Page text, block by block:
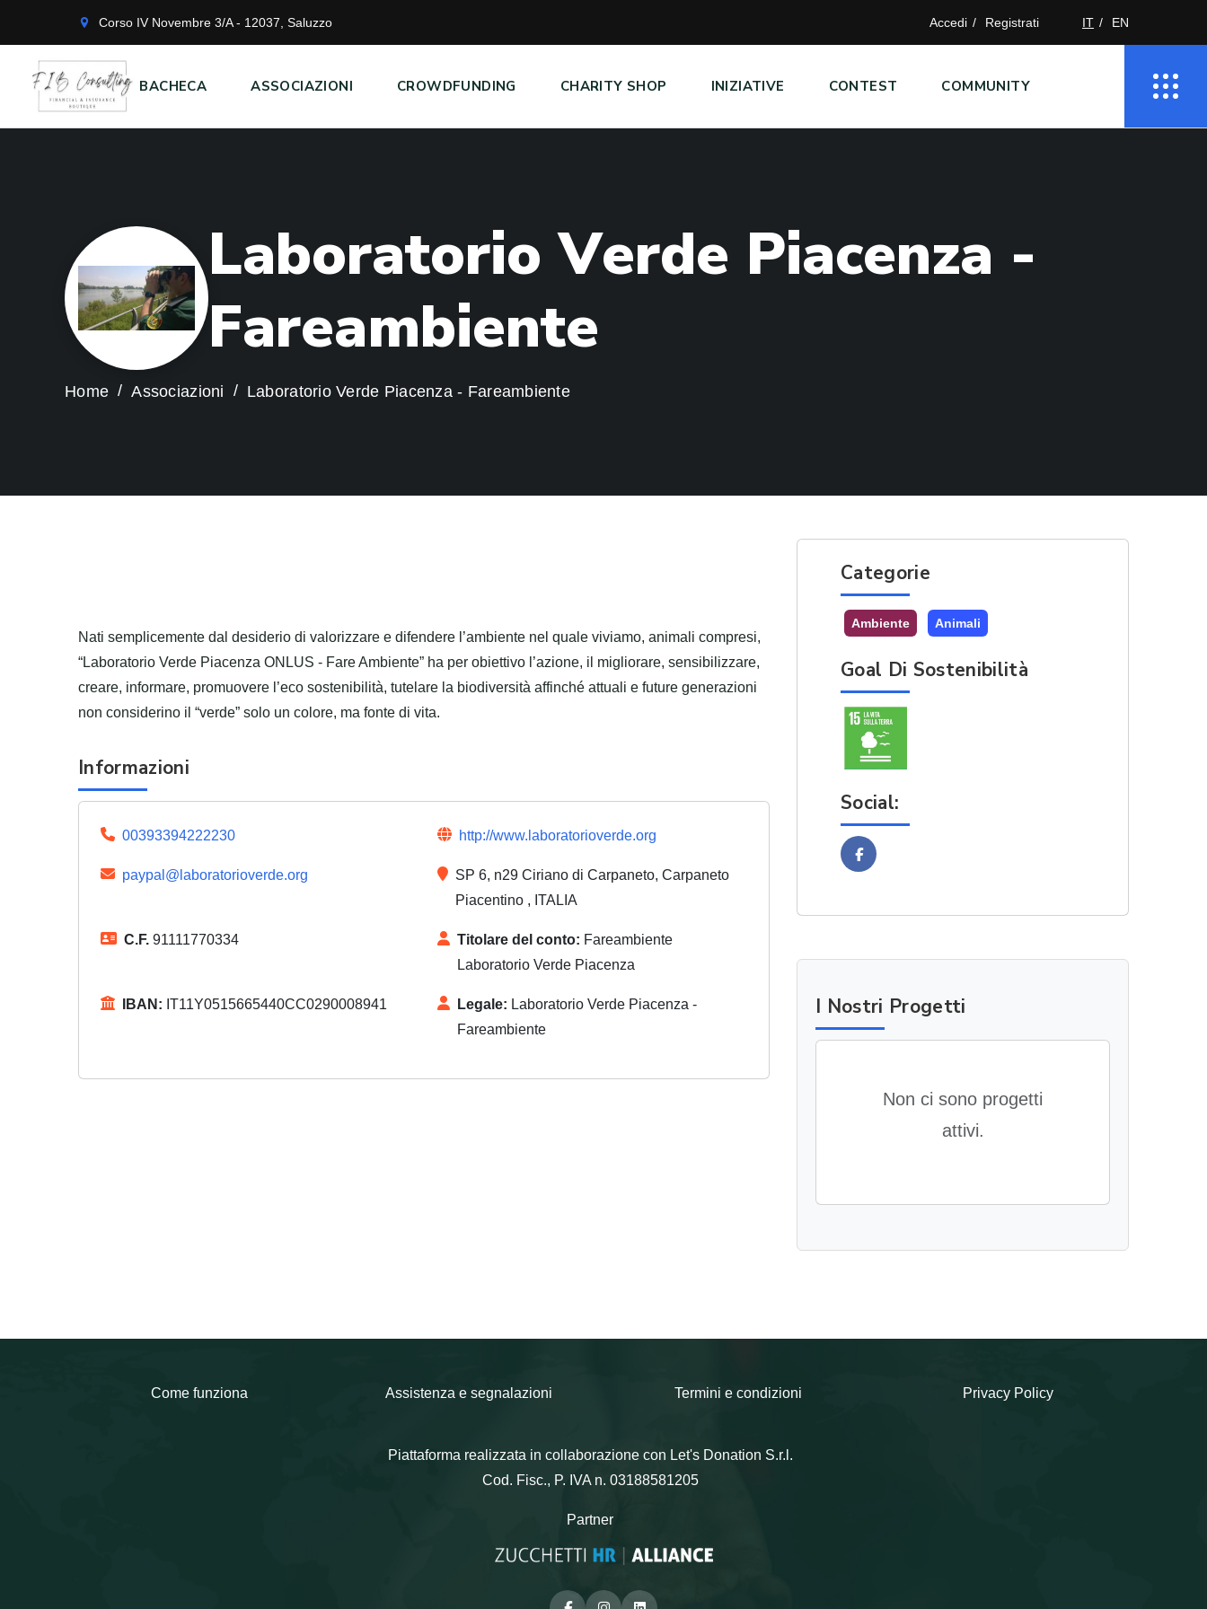
Corso IV Novembre 3/A - 12037, Saluzzo Accedi Registrati IT EN
BACHECA ASSOCIAZIONI CROWDFUNDING CHARITY SHOP INIZIATIVE CONTEST COMMUNITY
Laboratorio Verde Piacenza -
Fareambiente
Home Associazioni Laboratorio Verde Piacenza - Fareambiente
Nati semplicemente dal desiderio di valorizzare e difendere l’ambiente nel quale viviamo, animali compresi,
“Laboratorio Verde Piacenza ONLUS - Fare Ambiente” ha per obiettivo l’azione, il migliorare, sensibilizzare,
creare, informare, promuovere l’eco sostenibilità, tutelare la biodiversità affinché attuali e future generazioni
non considerino il “verde” solo un colore, ma fonte di vita.
Informazioni
00393394222230 http://www.laboratorioverde.org
paypal@laboratorioverde.org
SP 6, n29 Ciriano di Carpaneto, Carpaneto
Piacentino , ITALIA
C.F. 91111770334 Titolare del conto: Fareambiente
Laboratorio Verde Piacenza
IBAN: IT11Y0515665440CC0290008941 Legale: Laboratorio Verde Piacenza -
Fareambiente
Categorie
Ambiente Animali
Goal Di Sostenibilità
Social:
Facebook
I Nostri Progetti
Non ci sono progetti
attivi.
Come funziona Assistenza e segnalazioni Termini e condizioni Privacy Policy
Piattaforma realizzata in collaborazione con Let's Donation S.r.l.
Cod. Fisc., P. IVA n. 03188581205
Partner